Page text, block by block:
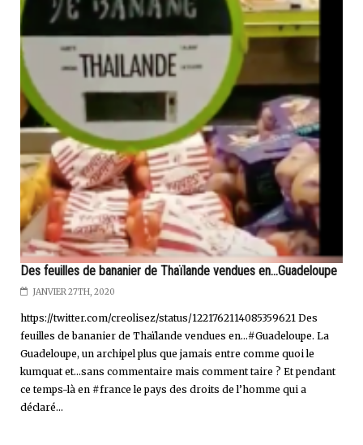
Des feuilles de bananier de Thaïlande vendues en...Guadeloupe
JANVIER 27TH, 2020
https://twitter.com/creolisez/status/1221762114085359621 Des
feuilles de bananier de Thaïlande vendues en…#Guadeloupe. La
Guadeloupe, un archipel plus que jamais entre comme quoi le
kumquat et...sans commentaire mais comment taire ? Et pendant
ce temps-là en #france le pays des droits de l’homme qui a
déclaré...